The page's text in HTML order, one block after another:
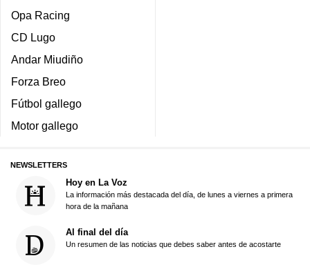
Opa Racing
CD Lugo
Andar Miudiño
Forza Breo
Fútbol gallego
Motor gallego
NEWSLETTERS
Hoy en La Voz
La información más destacada del día, de lunes a viernes a primera
hora de la mañana
Al final del día
Un resumen de las noticias que debes saber antes de acostarte